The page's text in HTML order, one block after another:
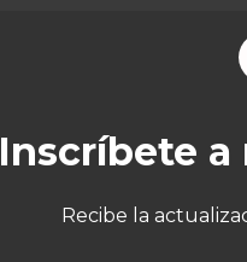
Inscríbete
Recibe la